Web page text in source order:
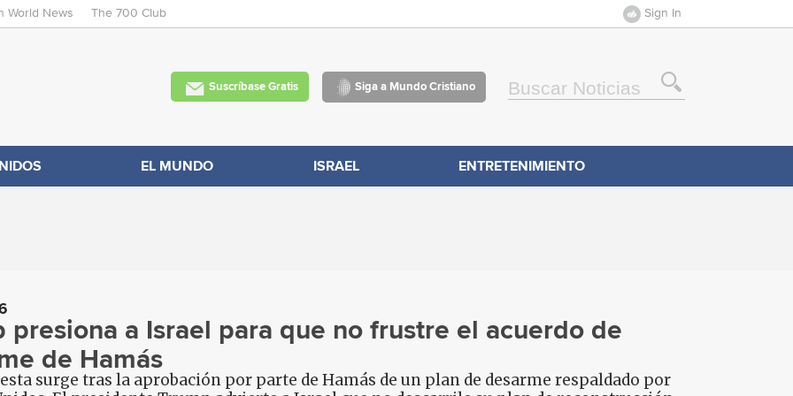
Skip
World News The 700 Club Sign In
Suscríbase Gratis Siga a Mundo Cristiano
EL MUNDO ISRAEL ENTRETENIMIENTO
presiona a Israel para que no frustre el acuerdo de
de Hamás
surge tras la aprobación por parte de Hamás de un plan de desarme respaldado por